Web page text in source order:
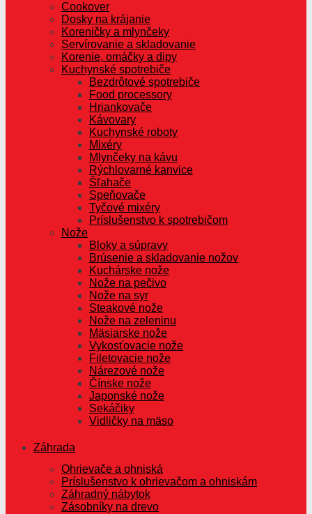
Cookover
Dosky na krájanie
Koreničky a mlynčeky
Servírovanie a skladovanie
Korenie, omáčky a dipy
Kuchynské spotrebiče
Bezdrôtové spotrebiče
Food processory
Hriankovače
Kávovary
Kuchynské roboty
Mixéry
Mlynčeky na kávu
Rýchlovarné kanvice
Šľahače
Speňovače
Tyčové mixéry
Príslušenstvo k spotrebičom
Nože
Bloky a súpravy
Brúsenie a skladovanie nožov
Kuchárske nože
Nože na pečivo
Nože na syr
Steakové nože
Nože na zeleninu
Mäsiarske nože
Vykosťovacie nože
Filetovacie nože
Nárezové nože
Čínske nože
Japonské nože
Sekáčiky
Vidličky na mäso
Záhrada
Ohrievače a ohniská
Príslušenstvo k ohrievačom a ohniskám
Záhradný nábytok
Zásobníky na drevo